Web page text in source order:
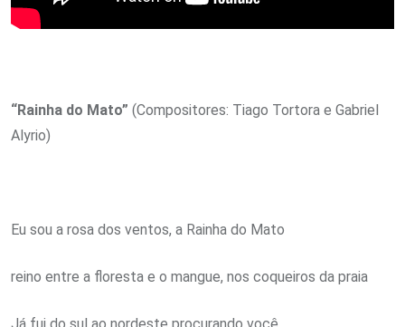
“Rainha do Mato” (Compositores: Tiago Tortora e Gabriel
Alyrio)
Eu sou a rosa dos ventos, a Rainha do Mato
reino entre a floresta e o mangue, nos coqueiros da praia